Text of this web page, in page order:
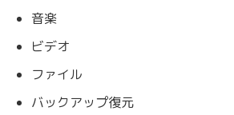
音楽
ビデオ
ファイル
バックアップ復元